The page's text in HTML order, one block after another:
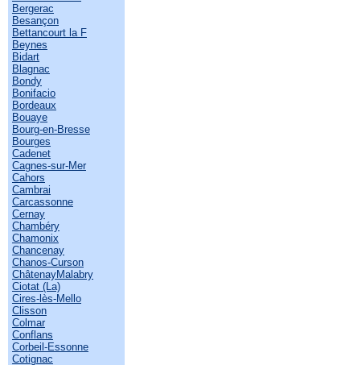
Bergerac
Besançon
Bettancourt la F
Beynes
Bidart
Blagnac
Bondy
Bonifacio
Bordeaux
Bouaye
Bourg-en-Bresse
Bourges
Cadenet
Cagnes-sur-Mer
Cahors
Cambrai
Carcassonne
Cernay
Chambéry
Chamonix
Chancenay
Chanos-Curson
ChâtenayMalabry
Ciotat (La)
Cires-lès-Mello
Clisson
Colmar
Conflans
Corbeil-Essonne
Cotignac